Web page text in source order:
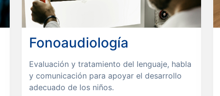
Fonoaudiología
Evaluación y tratamiento del lenguaje, habla
y comunicación para apoyar el desarrollo
adecuado de los niños.